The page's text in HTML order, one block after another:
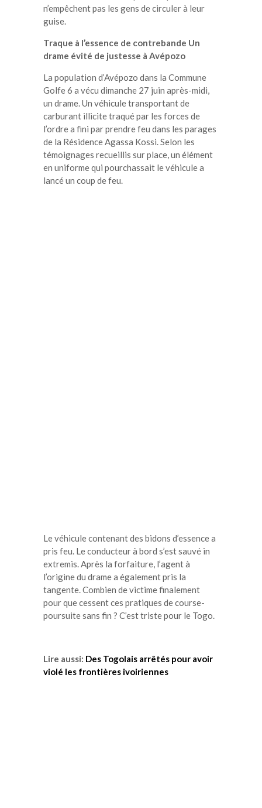
n’empêchent pas les gens de circuler à leur
guise.
Traque à l’essence de contrebande Un
drame évité de justesse à Avépozo
La population d’Avépozo dans la Commune
Golfe 6 a vécu dimanche 27 juin après-midi,
un drame. Un véhicule transportant de
carburant illicite traqué par les forces de
l’ordre a fini par prendre feu dans les parages
de la Résidence Agassa Kossi. Selon les
témoignages recueillis sur place, un élément
en uniforme qui pourchassait le véhicule a
lancé un coup de feu.
Le véhicule contenant des bidons d’essence a
pris feu. Le conducteur à bord s’est sauvé in
extremis. Après la forfaiture, l’agent à
l’origine du drame a également pris la
tangente. Combien de victime finalement
pour que cessent ces pratiques de course-
poursuite sans fin ? C’est triste pour le Togo.
Lire aussi: Des Togolais arrêtés pour avoir
violé les frontières ivoiriennes